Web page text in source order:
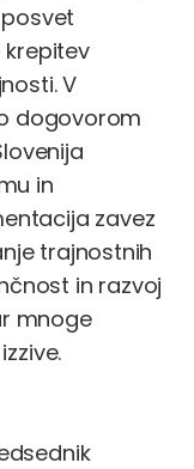
V
dogovorom
in
zavez
trajnostnih
in razvoj
mnoge